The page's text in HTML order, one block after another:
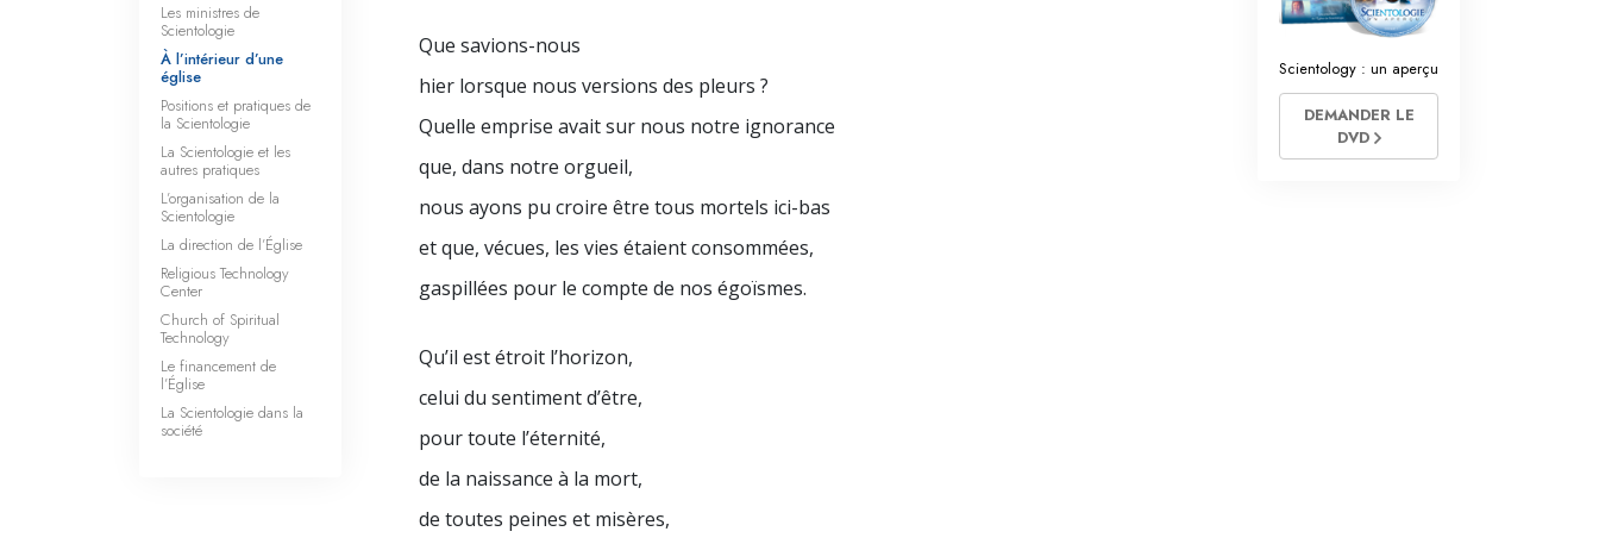
Que savions-nous
hier lorsque nous versions des pleurs ?
Quelle emprise avait sur nous notre ignorance
que, dans notre orgueil,
nous ayons pu croire être tous mortels ici-bas
et que, vécues, les vies étaient consommées,
gaspillées pour le compte de nos égoïsmes.
Qu’il est étroit l’horizon,
celui du sentiment d’être,
pour toute l’éternité,
de la naissance à la mort,
de toutes peines et misères,
Les ministres de
Scientologie
À l’intérieur d’une
église
Positions et pratiques de
la Scientologie
La Scientologie et les
autres pratiques
L’organisation de la
Scientologie
La direction de l’Église
Religious Technology
Center
Church of Spiritual
Technology
Le financement de
l’Église
La Scientologie dans la
société
Scientology : un aperçu
DEMANDER LE
DVD